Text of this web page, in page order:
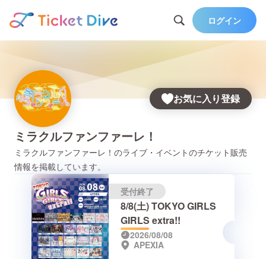
ログイン
お気に入り登録
ミラクルファンファーレ！
ミラクルファンファーレ！ のライブ・イベントのチケット販売
情報を掲載しています。
受付終了
8/8(土) TOKYO GIRLS
GIRLS extra!!
2026/08/08
APEXIA